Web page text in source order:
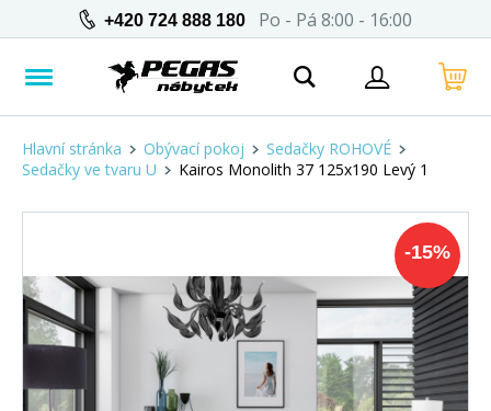
+420 724 888 180 Po - Pá 8:00 - 16:00
Hlavní stránka Obývací pokoj
Sedačky ROHOVÉ
Sedačky ve tvaru U
Kairos Monolith 37 125x190 Levý 1
-15%